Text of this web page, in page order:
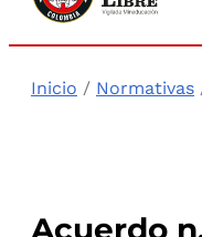
Inicio / Normativas